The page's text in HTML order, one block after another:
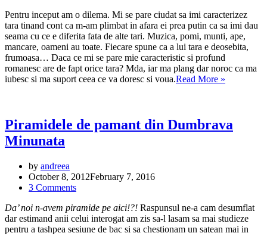
Pentru inceput am o dilema. Mi se pare ciudat sa imi caracterizez
tara tinand cont ca m-am plimbat in afara ei prea putin ca sa imi dau
seama cu ce e diferita fata de alte tari. Muzica, pomi, munti, ape,
mancare, oameni au toate. Fiecare spune ca a lui tara e deosebita,
frumoasa… Daca ce mi se pare mie caracteristic si profund
romanesc are de fapt orice tara? Mda, iar ma plang dar noroc ca ma
iubesc si ma suport ceea ce va doresc si voua.Read More »
Piramidele de pamant din Dumbrava
Minunata
by andreea
October 8, 2012February 7, 2016
3 Comments
Da’ noi n-avem piramide pe aici!?! Raspunsul ne-a cam desumflat
dar estimand anii celui interogat am zis sa-l lasam sa mai studieze
pentru a tashpea sesiune de bac si sa chestionam un satean mai in